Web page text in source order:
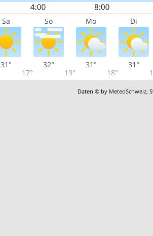
Sa So Mo Di
31°
17°
32°
19°
31°
18°
31°
Daten © by MeteoSchweiz,